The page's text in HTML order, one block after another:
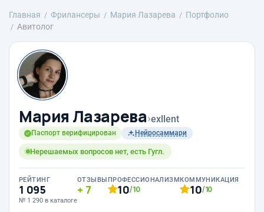
Главная Фрилансеры Мария Лазарева
Портфолио
Авитолог
Мария Лазарева›exllent
Паспорт верифицирован Нейросаммари
Нерешаемых вопросов нет, есть Гугл.
РЕЙТИНГ
1 095
№ 1 290 в каталоге
ОТЗЫВЫ
7
ПРОФЕССИОНАЛИЗМ
10/10
КОММУНИКАЦИЯ
10/10